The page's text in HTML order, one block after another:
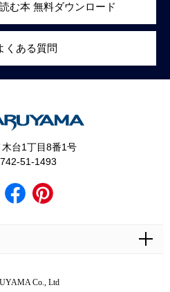
む本 無料ダウンロード
くある質問
台1丁目8番1号
51-1493
Co., Ltd